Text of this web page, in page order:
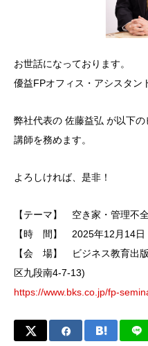
お世話になっております。
優益FPオフィス・アシスタン
弊社代表の 佐藤益弘 が以下
講師を務めます。
よろしければ、是非！
【テーマ】 空き家・管理不
【時 間】 2025年12月14日
【会 場】 ビジネス教育出
区九段南4-7-13)
https://www.bks.co.jp/fp-